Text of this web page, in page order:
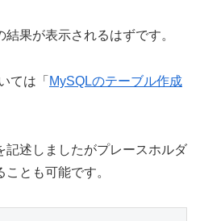
果が表示されるはずです。
ては「 MySQLのテーブル作成
記述しましたがプレースホルダ
とも可能です。